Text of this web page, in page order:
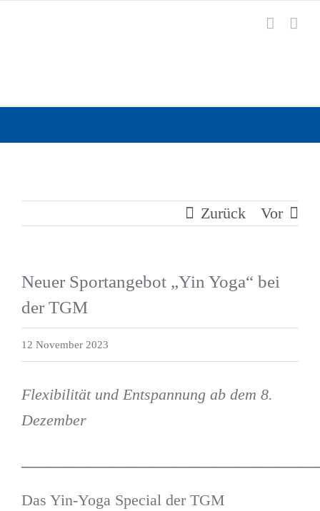
Zurück Vor
Neuer Sportangebot „Yin Yoga“ bei
der TGM
12 November 2023
Flexibilität und Entspannung ab dem 8.
Dezember
Das Yin-Yoga Special der TGM